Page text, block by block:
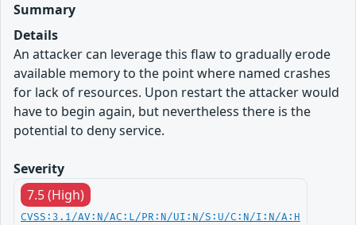
Summary
Details
An attacker can leverage this flaw to gradually erode
available memory to the point where named crashes
for lack of resources. Upon restart the attacker would
have to begin again, but nevertheless there is the
potential to deny service.
Severity
7.5 (High)
CVSS:3.1/AV:N/AC:L/PR:N/UI:N/S:U/C:N/I:N/A:H